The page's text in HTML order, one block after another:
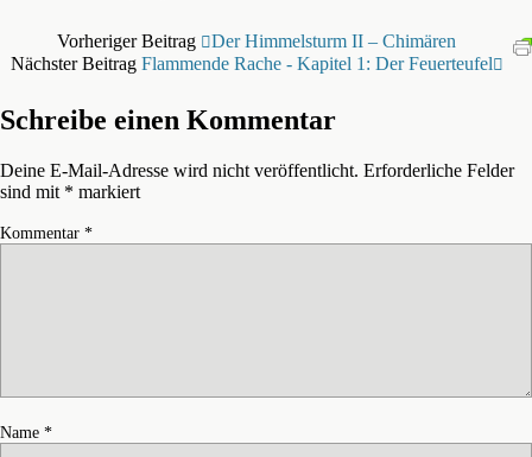
Vorheriger Beitrag
Der Himmelsturm II – Chimären
Nächster Beitrag Flammende Rache - Kapitel 1: Der Feuerteufel
Schreibe einen Kommentar
Deine E-Mail-Adresse wird nicht veröffentlicht. Erforderliche Felder
sind mit * markiert
Kommentar *
Name *